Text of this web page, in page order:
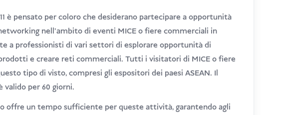
è pensato per coloro che desiderano partecipare a opportunità
nell'ambito di eventi MICE o fiere commerciali in
a professionisti di vari settori di esplorare opportunità di
e creare reti commerciali. Tutti i visitatori di MICE o fiere
tipo di visto, compresi gli espositori dei paesi ASEAN. Il
valido per 60 giorni.
offre un tempo sufficiente per queste attività, garantendo agli